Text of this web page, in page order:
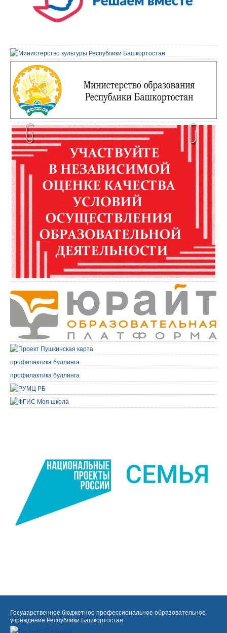
профилактика буллинга
профилактика буллинга
Государственное бюджетное профессиональное образовательное
учреждение Республики Башкортостан